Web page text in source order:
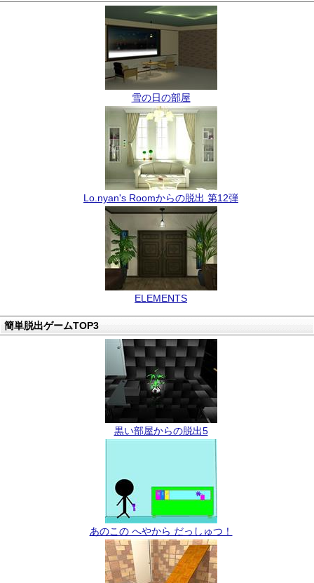
雪の日の部屋
Lo.nyan's Roomからの脱出 第12弾
ELEMENTS
簡単脱出ゲームTOP3
黒い部屋からの脱出5
あのこの へやから だっしゅつ！